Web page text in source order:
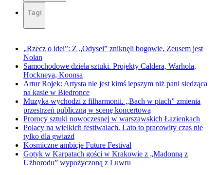
Tagi
„Rzecz o idei”: Z „Odysei” zniknęli bogowie, Zeusem jest
Nolan
Samochodowe dzieła sztuki. Projekty Caldera, Warhola,
Hockneya, Koonsa
Artur Rojek: Artysta nie jest kimś lepszym niż pani siedząca
na kasie w Biedronce
Muzyka wychodzi z filharmonii. „Bach w piach” zmienia
przestrzeń publiczną w scenę koncertową
Prorocy sztuki nowoczesnej w warszawskich Łazienkach
Polacy na wielkich festiwalach. Lato to pracowity czas nie
tylko dla gwiazd
Kosmiczne ambicje Future Festival
Gotyk w Karpatach gości w Krakowie z „Madonną z
Użhorodu” wypożyczoną z Luwru